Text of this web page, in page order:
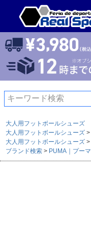
大人用フットボールシューズ
大人用フットボールシューズ
大人用フットボールシューズ
ブランド検索
PUMA｜プーマ